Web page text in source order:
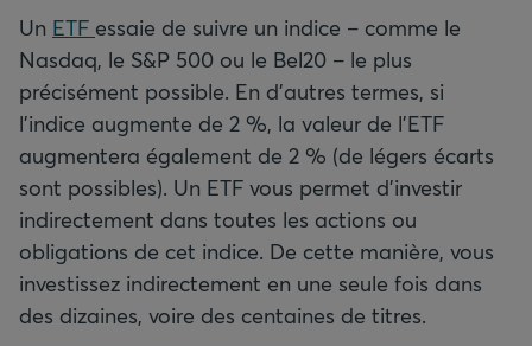
Un ETF essaie de suivre un indice – comme le
Nasdaq, le S&P 500 ou le Bel20 – le plus
précisément possible. En d’autres termes, si
l’indice augmente de 2 %, la valeur de l’ETF
augmentera également de 2 % (de légers écarts
sont possibles). Un ETF vous permet d’investir
indirectement dans toutes les actions ou
obligations de cet indice. De cette manière, vous
investissez indirectement en une seule fois dans
des dizaines, voire des centaines de titres.